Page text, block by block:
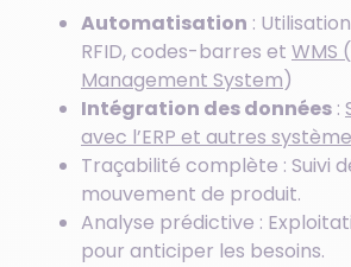
Automatisation :
RFID, codes-barres et WMS
Management System)
Intégration des données :
avec l’ERP et autres
Traçabilité complète : Suivi
mouvement de produit.
Analyse prédictive :
pour anticiper les besoins.